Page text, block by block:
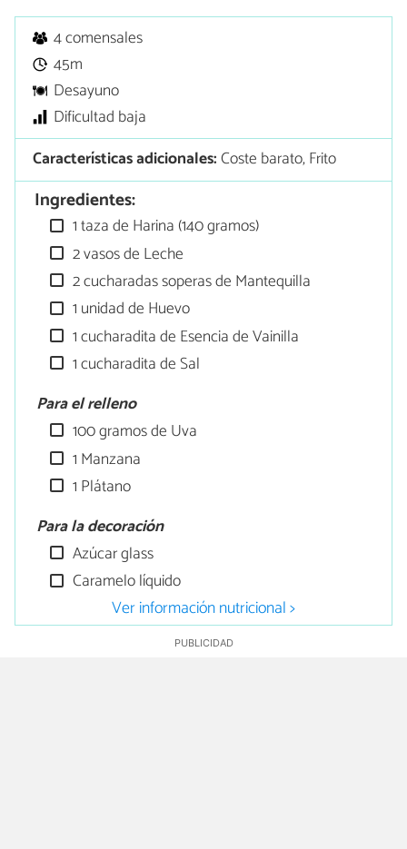
4 comensales
45m
Desayuno
Dificultad baja
Características adicionales:Coste barato, Frito
Ingredientes:
1 taza de Harina (140 gramos)
2 vasos de Leche
2 cucharadas soperas de Mantequilla
1 unidad de Huevo
1 cucharadita de Esencia de Vainilla
1 cucharadita de Sal
Para el relleno
100 gramos de Uva
1 Manzana
1 Plátano
Para la decoración
Azúcar glass
Caramelo líquido
Ver información nutricional >